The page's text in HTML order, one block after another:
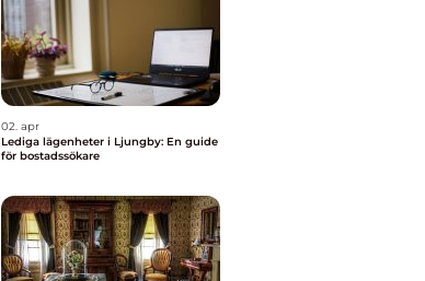
02. apr
Lediga lägenheter i Ljungby: En guide
för bostadssökare